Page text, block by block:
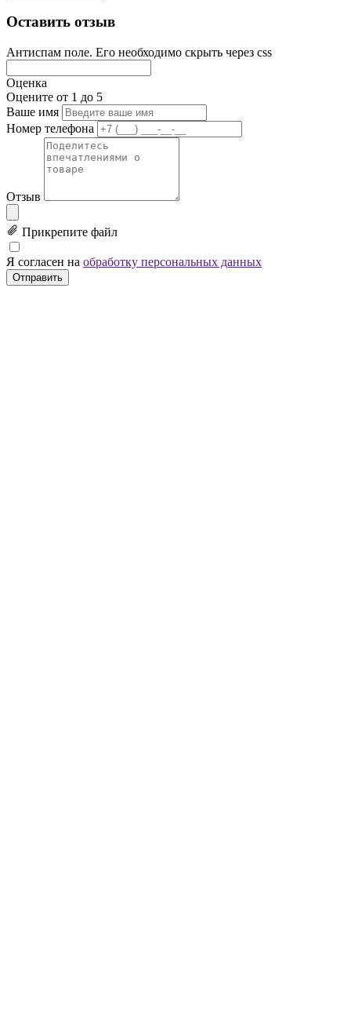
Оставить отзыв
Антиспам поле. Его необходимо скрыть через css
Оценка
Оцените от 1 до 5
Ваше имя
Номер телефона
Отзыв
Прикрепите файл
Я согласен на обработку персональных данных